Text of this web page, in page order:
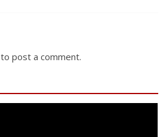
to post a comment.